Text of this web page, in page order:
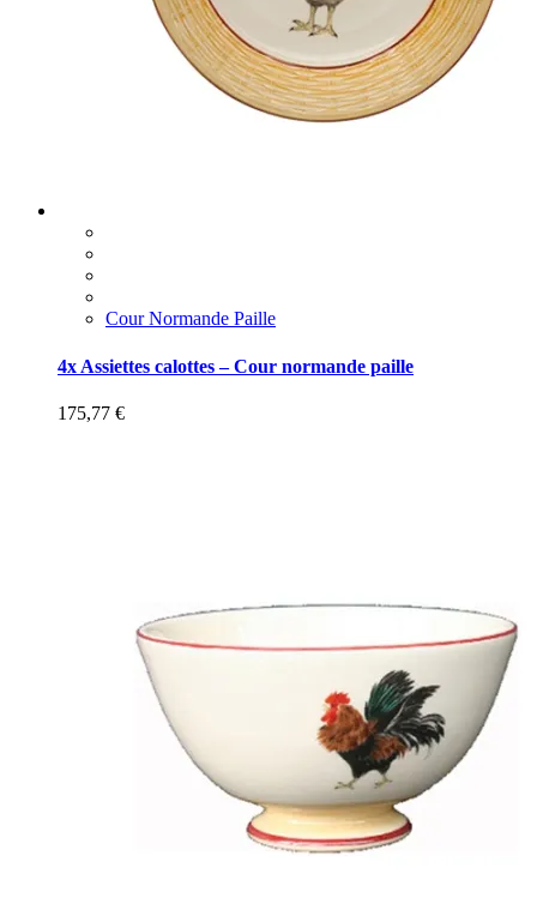
Cour Normande Paille
4x Assiettes calottes – Cour normande paille
175,77 €